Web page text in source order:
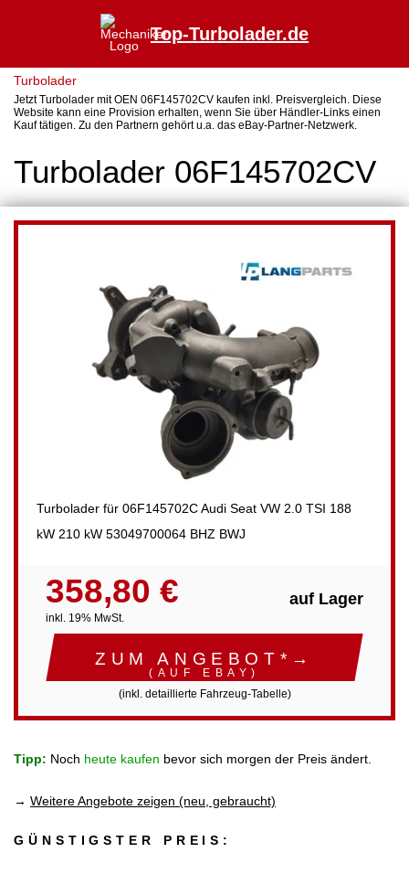
Top-Turbolader.de
Turbolader
Jetzt Turbolader mit OEN 06F145702CV kaufen inkl. Preisvergleich. Diese
Website kann eine Provision erhalten, wenn Sie über Händler-Links einen
Kauf tätigen. Zu den Partnern gehört u.a. das eBay-Partner-Netzwerk.
Turbolader 06F145702CV
Turbolader für 06F145702C Audi Seat VW 2.0 TSI 188
kW 210 kW 53049700064 BHZ BWJ
358,80 €
inkl. 19% MwSt.
auf Lager
ZUM ANGEBOT*→
(AUF EBAY)
(inkl. detaillierte Fahrzeug-Tabelle)
Tipp: Noch heute kaufen bevor sich morgen der Preis ändert.
→ Weitere Angebote zeigen (neu, gebraucht)
GÜNSTIGSTER PREIS: